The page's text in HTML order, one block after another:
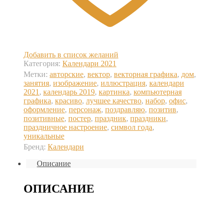
Добавить в список желаний
Категория: Календари 2021
Метки: авторские, вектор, векторная графика, дом,
занятия, изображение, иллюстрация, календари
2021 , календарь 2019, картинка, компьютерная
графика, красиво, лучшее качество, набор, офис,
оформление, персонаж, поздравляю, позитив,
позитивные, постер, праздник, праздники,
праздничное настроение, символ года,
уникальные
Бренд: Календари
Описание
ОПИСАНИЕ